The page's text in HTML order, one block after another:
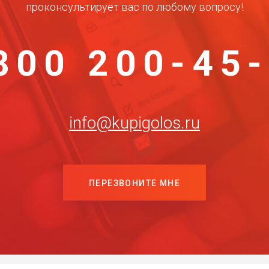
проконсультирует вас по любому вопросу!
200-
info@kupigolos.ru
ПЕРЕЗВОНИТЕ МНЕ